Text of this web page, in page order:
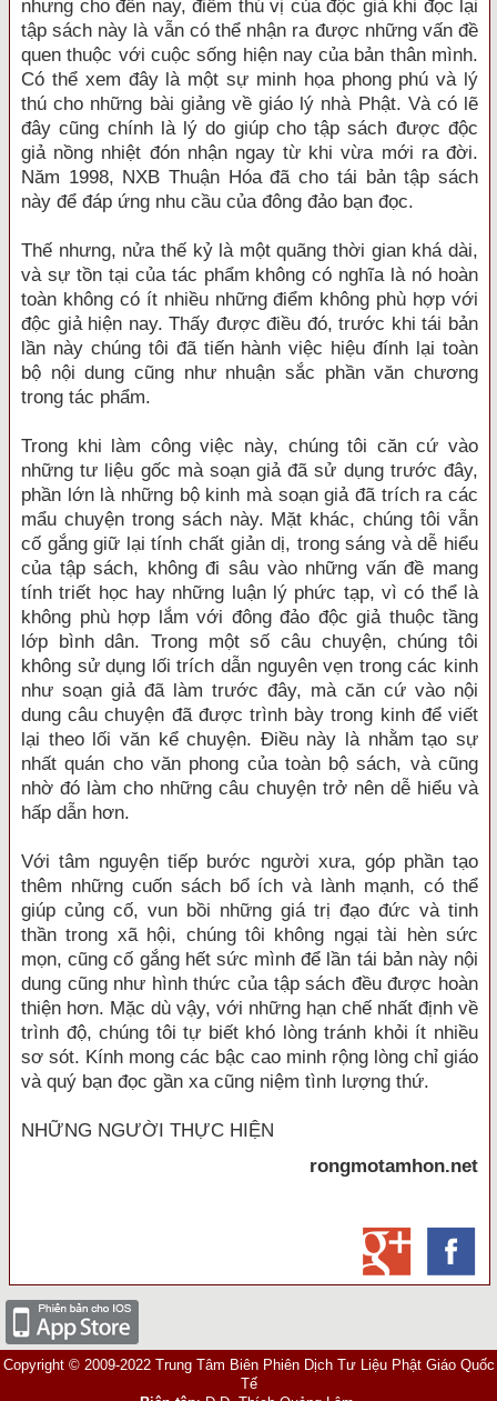
nhưng cho đến nay, điểm thú vị của độc giả khi đọc lại
tập sách này là vẫn có thể nhận ra được những vấn đề
quen thuộc với cuộc sống hiện nay của bản thân mình.
Có thể xem đây là một sự minh họa phong phú và lý
thú cho những bài giảng về giáo lý nhà Phật. Và có lẽ
đây cũng chính là lý do giúp cho tập sách được độc
giả nồng nhiệt đón nhận ngay từ khi vừa mới ra đời.
Năm 1998, NXB Thuận Hóa đã cho tái bản tập sách
này để đáp ứng nhu cầu của đông đảo bạn đọc.
Thế nhưng, nửa thế kỷ là một quãng thời gian khá dài,
và sự tồn tại của tác phẩm không có nghĩa là nó hoàn
toàn không có ít nhiều những điểm không phù hợp với
độc giả hiện nay. Thấy được điều đó, trước khi tái bản
lần này chúng tôi đã tiến hành việc hiệu đính lại toàn
bộ nội dung cũng như nhuận sắc phần văn chương
trong tác phẩm.
Trong khi làm công việc này, chúng tôi căn cứ vào
những tư liệu gốc mà soạn giả đã sử dụng trước đây,
phần lớn là những bộ kinh mà soạn giả đã trích ra các
mẩu chuyện trong sách này. Mặt khác, chúng tôi vẫn
cố gắng giữ lại tính chất giản dị, trong sáng và dễ hiểu
của tập sách, không đi sâu vào những vấn đề mang
tính triết học hay những luận lý phức tạp, vì có thể là
không phù hợp lắm với đông đảo độc giả thuộc tầng
lớp bình dân. Trong một số câu chuyện, chúng tôi
không sử dụng lối trích dẫn nguyên vẹn trong các kinh
như soạn giả đã làm trước đây, mà căn cứ vào nội
dung câu chuyện đã được trình bày trong kinh để viết
lại theo lối văn kể chuyện. Điều này là nhằm tạo sự
nhất quán cho văn phong của toàn bộ sách, và cũng
nhờ đó làm cho những câu chuyện trở nên dễ hiểu và
hấp dẫn hơn.
Với tâm nguyện tiếp bước người xưa, góp phần tạo
thêm những cuốn sách bổ ích và lành mạnh, có thể
giúp củng cố, vun bồi những giá trị đạo đức và tinh
thần trong xã hội, chúng tôi không ngại tài hèn sức
mọn, cũng cố gắng hết sức mình để lần tái bản này nội
dung cũng như hình thức của tập sách đều được hoàn
thiện hơn. Mặc dù vậy, với những hạn chế nhất định về
trình độ, chúng tôi tự biết khó lòng tránh khỏi ít nhiều
sơ sót. Kính mong các bậc cao minh rộng lòng chỉ giáo
và quý bạn đọc gần xa cũng niệm tình lượng thứ.
NHỮNG NGƯỜI THỰC HIỆN
rongmotamhon.net
Copyright © 2009-2022 Trung Tâm Biên Phiên Dịch Tư Liệu Phật Giáo Quốc
Tế